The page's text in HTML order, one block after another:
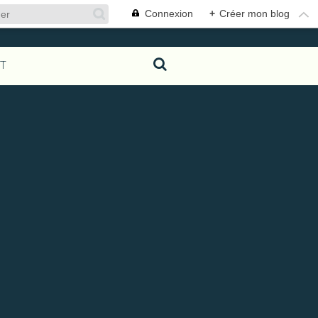
Connexion + Créer mon blog